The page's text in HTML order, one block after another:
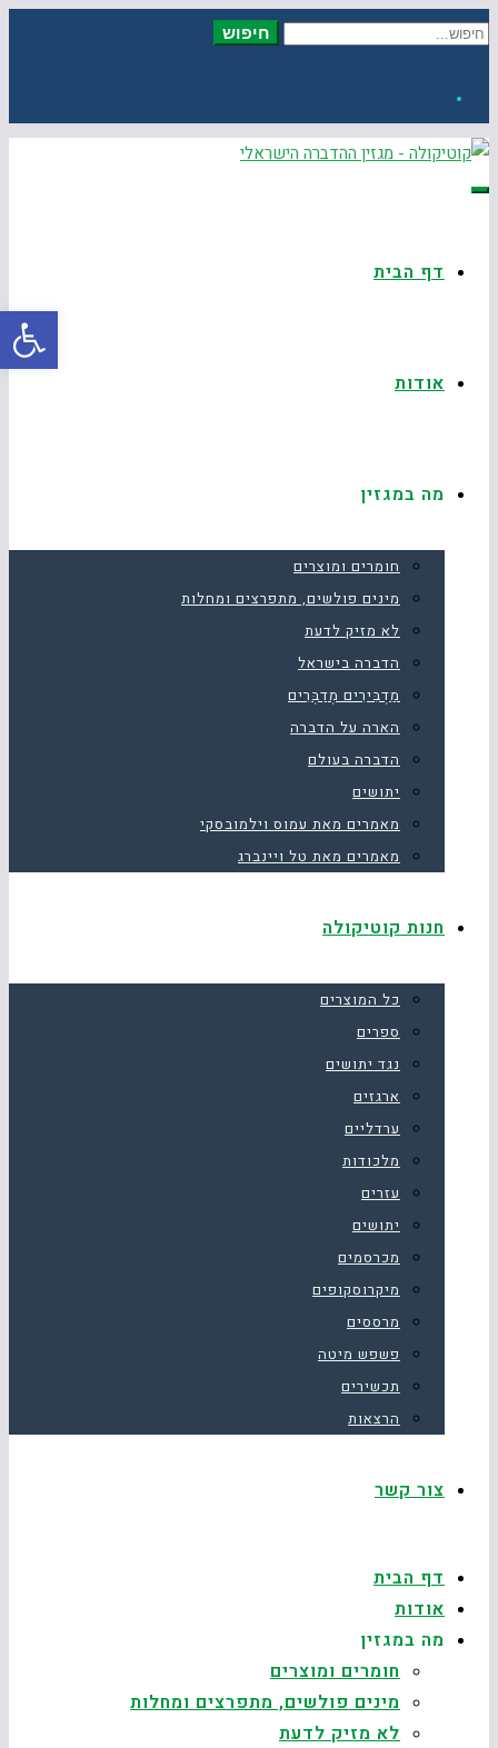
חיפוש עבור: חיפוש
תפריט
דף הבית
אודות
מה במגזין
חומרים ומוצרים
מינים פולשים, מתפרצים ומחלות
לא מזיק לדעת
הדברה בישראל
מַדְבִּירִים מְדַבְּרִים
הארה על הדברה
הדברה בעולם
יתושים
מאמרים מאת עמוס וילמובסקי
מאמרים מאת טל ויינברג
חנות קוטיקולה
כל המוצרים
ספרים
נגד יתושים
ארגזים
ערדליים
מלכודות
עזרים
יתושים
מכרסמים
מיקרוסקופים
מרססים
פשפש מיטה
תכשירים
הרצאות
צור קשר
דף הבית
אודות
מה במגזין
חומרים ומוצרים
מינים פולשים, מתפרצים ומחלות
לא מזיק לדעת